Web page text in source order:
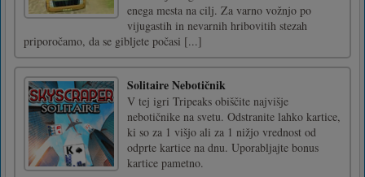
enega mesta na cilj. Za varno vožnjo po
vijugastih in nevarnih hribovitih stezah
priporočamo, da se gibljete počasi [...]
Solitaire Nebotičnik
V tej igri Tripeaks obiščite najvišje
nebotičnike na svetu. Odstranite lahko kartice,
ki so za 1 višjo ali za 1 nižjo vrednost od
odprte kartice na dnu. Uporabljajte bonus
kartice pametno.